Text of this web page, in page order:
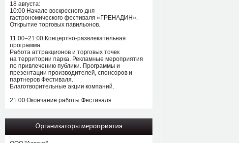
18 августа:
10:00 Начало воскресного дня
гастрономического фестиваля «ГРЕНАДИН».
Открытие торговых павильонов.
11:00–21:00 Концертно-развлекательная
программа.
Работа аттракционов и торговых точек
на территории парка. Рекламные мероприятия
по привлечению публики. Программы и
презентации производителей, спонсоров и
партнеров Фестиваля.
Благотворительные акции компаний.
21:00 Окончание работы Фестиваля.
Организаторы мероприятия